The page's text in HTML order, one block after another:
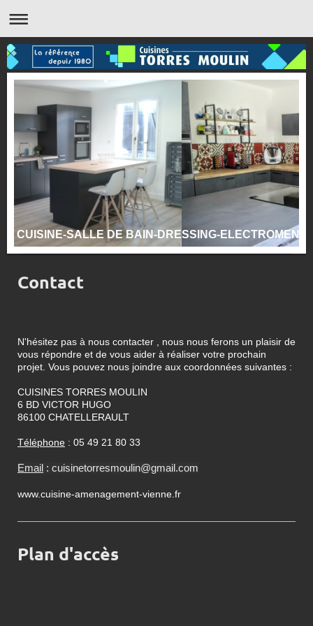
CUISINE-SALLE DE BAIN-DRESSING-
Contact
N'hésitez pas à nous contacter , nous nous ferons un plaisir de
vous répondre et de vous aider à réaliser votre prochain
projet. Vous pouvez nous joindre aux coordonnées suivantes :
CUISINES TORRES MOULIN
6 BD VICTOR HUGO
86100 CHATELLERAULT
Téléphone : 05 49 21 80 33
Email : cuisinetorresmoulin@gmail.com
www.cuisine-amenagement-vienne.fr
Plan d'accès